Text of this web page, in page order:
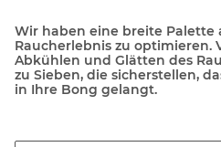
Wir haben eine breite Palette
Raucherlebnis zu optimieren.
Abkühlen und Glätten des
zu Sieben, die sicherstellen,
in Ihre Bong gelangt.